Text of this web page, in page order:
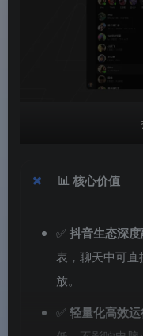
📊核心价值
✅ 抖音生态深
表，聊天中可
放。
✅ 轻量化高效